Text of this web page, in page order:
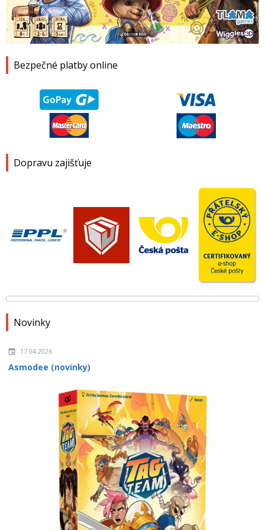
Bezpečné platby online
Dopravu zajišťuje
Novinky
17.04.2026
Asmodee (novinky)